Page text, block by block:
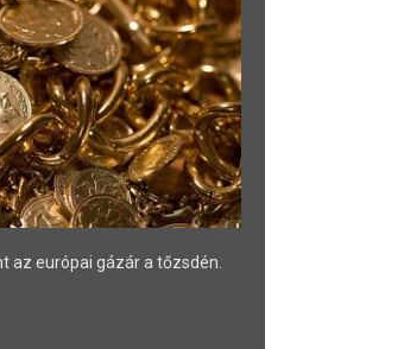
az európai gázár a tőzsdén.